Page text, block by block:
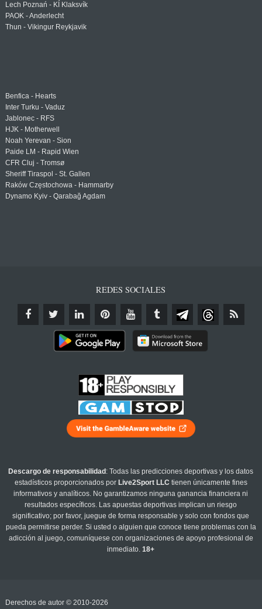
Lech Poznań - KÍ Klaksvík
PAOK - Anderlecht
Thun - Vikingur Reykjavik
Benfica - Hearts
Inter Turku - Vaduz
Jablonec - RFS
HJK - Motherwell
Noah Yerevan - Sion
Paide LM - Rapid Wien
CFR Cluj - Tromsø
Sheriff Tiraspol - St. Gallen
Raków Częstochowa - Hammarby
Dynamo Kyiv - Qarabağ Agdam
REDES SOCIALES
Descargo de responsabilidad : Todas las predicciones deportivas y los datos
estadísticos proporcionados por Live2Sport LLC tienen únicamente fines
informativos y analíticos. No garantizamos ninguna ganancia financiera ni
resultados específicos. Las apuestas deportivas implican un riesgo
significativo; por favor, juegue de forma responsable y solo con fondos que
pueda permitirse perder. Si usted o alguien que conoce tiene problemas con la
adicción al juego, comuníquese con organizaciones de apoyo profesional de
inmediato.18+
Derechos de autor © 2010-2026